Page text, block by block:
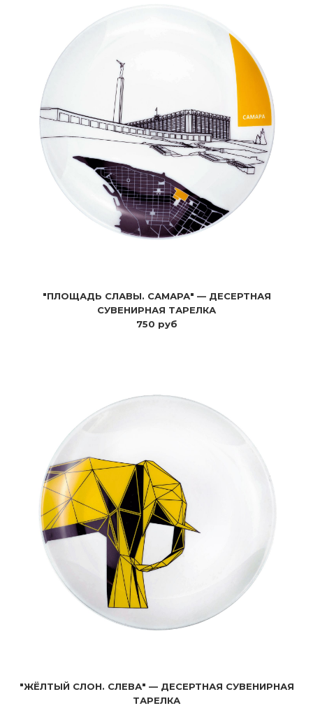
"ПЛОЩАДЬ СЛАВЫ. САМАРА" — ДЕСЕРТНАЯ
СУВЕНИРНАЯ ТАРЕЛКА
750 руб
"ЖЁЛТЫЙ СЛОН. СЛЕВА" — ДЕСЕРТНАЯ СУВЕНИРНАЯ
ТАРЕЛКА